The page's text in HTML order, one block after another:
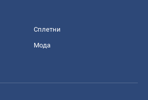
Сплетни
Мода